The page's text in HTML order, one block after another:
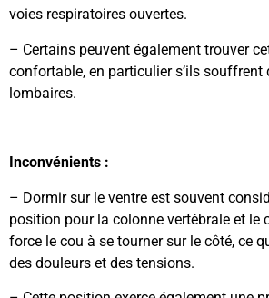
voies respiratoires ouvertes.
– Certains peuvent également trouver
confortable, en particulier s’ils souffrent
lombaires.
Inconvénients :
– Dormir sur le ventre est souvent
position pour la colonne vertébrale et le
force le cou à se tourner sur le côté, ce
des douleurs et des tensions.